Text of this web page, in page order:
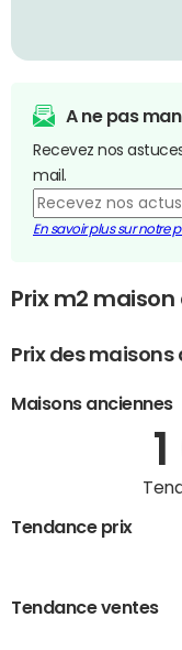
A ne pas
Recevez nos
mail.
En savoir plus sur notre
Prix m2
Prix des maisons
Maisons anciennes
Tendance prix
Tendance ventes